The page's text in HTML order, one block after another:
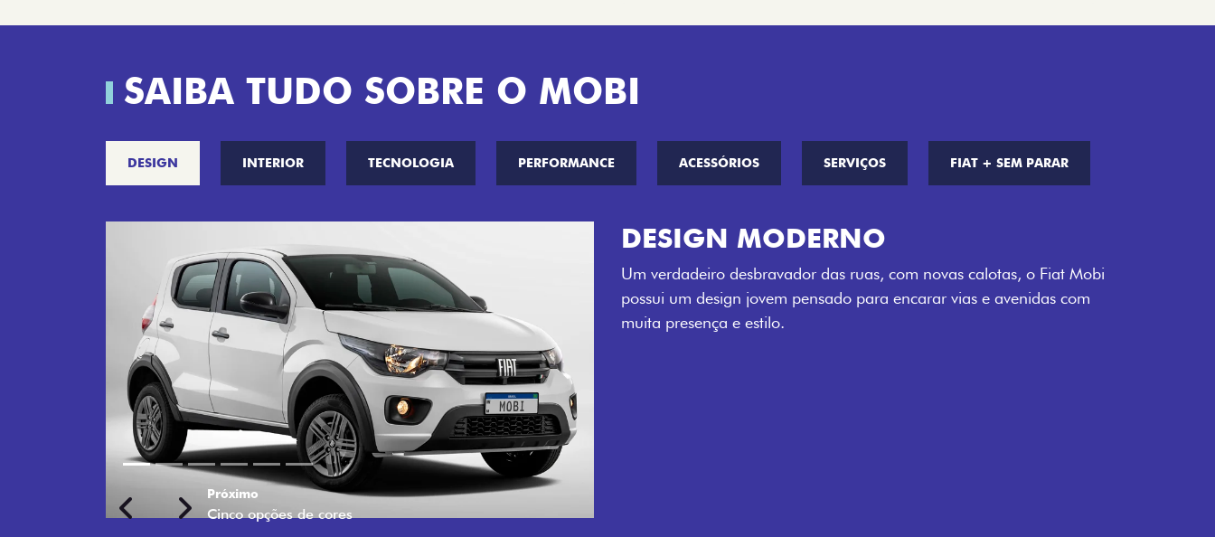
SAIBA TUDO SOBRE O MOBI
DESIGN INTERIOR TECNOLOGIA PERFORMANCE ACESSÓRIOS SERVIÇOS FIAT + SEM PARAR
CINCO OPÇÕES DE CORES
O Fiat Mobi tem sempre uma opção de cor que é a sua cara. Escolha
entre o Preto Vulcano, Vermelho Montecarlo, Branco Banchisa, Prata
Bari e Cinza Silverstone.